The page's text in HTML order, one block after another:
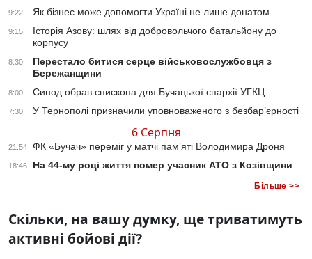
9:22 Як бізнес може допомогти Україні не лише донатом
9:15
Історія Азову: шлях від добровольчого батальйону до
корпусу
8:30
Перестало битися серце військовослужбовця з
Бережанщини
8:00 Синод обрав єпископа для Бучацької єпархії УГКЦ
7:30 У Тернополі призначили уповноваженого з безбар’єрності
6 Серпня
21:54 ФК «Бучач» переміг у матчі пам’яті Володимира Дроня
18:46 На 44-му році життя помер учасник АТО з Козівщини
Більше >>
Скільки, на вашу думку, ще триватимуть
активні бойові дії?